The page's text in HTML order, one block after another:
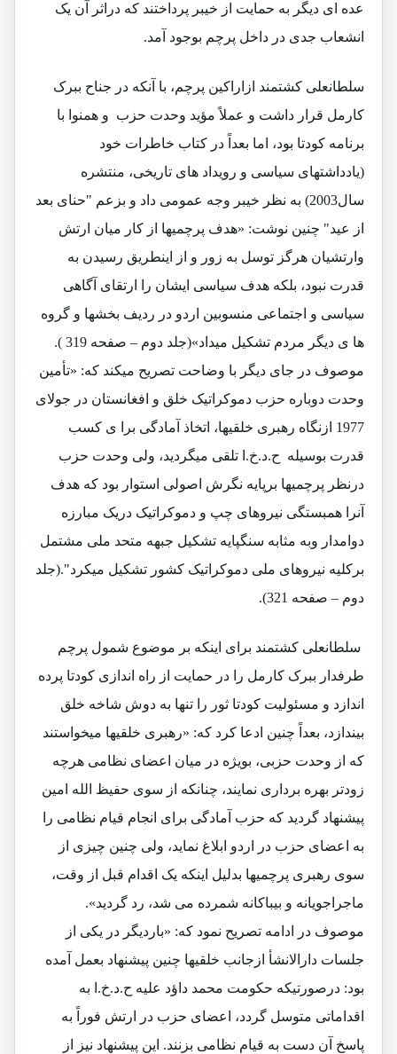
عده ای دیگر به حمایت از خیبر پرداختند که دراثر آن یک
انشعاب جدی در داخل پرچم بوجود آمد.
سلطانعلی کشتمند ازاراکین پرچم، با آنکه در جناح ببرک
کارمل قرار داشت و عملاً مؤید وحدت حزب و همنوا با
برنامه کودتا بود، اما بعداً در کتاب خاطرات خود
(یادداشتهای سیاسی و رویداد های تاریخی، منتشره
سال2003) به نظر خیبر وجه عمومی داد و بزعم "حنای بعد
از عید" چنین نوشت: «هدف پرچمیها از کار میان ارتش
وارتشیان هرگز توسل به زور و از اینطریق رسیدن به
قدرت نبود، بلکه هدف سیاسی ایشان را ارتقای آگاهی
سیاسی و اجتماعی منسوبین اردو در ردیف بخشها و گروه
ها ی دیگر مردم تشکیل میداد»(جلد دوم – صفحه 319 ).
موصوف در جای دیگر با وضاحت تصریح میکند که: «تأمین
وحدت دوباره حزب دموکراتیک خلق و افغانستان در جولای
1977 ازنگاه رهبری خلقیها، اتخاذ آمادگی برا ی کسب
قدرت بوسیله ح.د.خ.ا تلقی میگردید، ولی وحدت حزب
درنظر پرچمیها برپایه نگرش اصولی استوار بود که هدف
آنرا همبستگی نیروهای چپ و دموکراتیک دریک مبارزه
دوامدار وبه مثابه سنگپایه تشکیل جبهه متحد ملی مشتمل
برکلیه نیروهای ملی دموکراتیک کشور تشکیل میکرد".(جلد
دوم – صفحه 321).
سلطانعلی کشتمند برای اینکه بر موضوع شمول پرچم
طرفدار ببرک کارمل را در حمایت از راه اندازی کودتا پرده
اندازد و مسئولیت کودتا ثور را تنها به دوش شاخه خلق
بیندازد، بعداً چنین ادعا کرد که: «رهبری خلقیها میخواستند
که از وحدت حزبی، بویژه در میان اعضای نظامی هرچه
زودتر بهره برداری نمایند، چنانکه از سوی حفیظ الله امین
پیشنهاد گردید که حزب آمادگی برای انجام قیام نظامی را
به اعضای حزب در اردو ابلاغ نماید، ولی چنین چیزی از
سوی رهبری پرچمیها بدلیل اینکه یک اقدام قبل از وقت،
ماجراجویانه و بیباکانه شمرده می شد، رد گردید».
موصوف در ادامه تصریح نمود که: «باردیگر در یکی از
جلسات دارالانشأ ازجانب خلقیها چنین پیشنهاد بعمل آمده
بود: درصورتیکه حکومت محمد داؤد علیه ح.د.خ.ا به
اقداماتی متوسل گردد، اعضای حزب در ارتش فوراً به
پاسخ آن دست به قیام نظامی بزنند. این پیشنهاد نیز از